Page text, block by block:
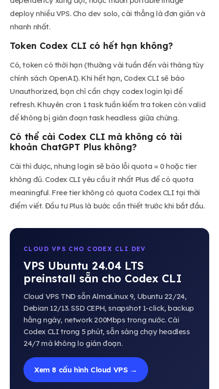
deploy nhiều VPS. Cho dev solo, cài thẳng là đơn giản và
nhanh nhất.
Token Codex CLI có hết hạn không?
Có, token có thời hạn (thường vài tuần đến vài tháng tùy
chính sách OpenAI). Khi hết hạn, Codex CLI sẽ báo
Unauthorized, bạn chỉ cần chạy codex login lại để
refresh. Khuyên cron 1 task tuần kiểm tra token còn valid
để không bị gián đoạn task headless giữa chừng.
Có thể cài Codex CLI mà không có tài
khoản ChatGPT Plus không?
Cài thì được, nhưng login sẽ báo lỗi quota = 0 hoặc tier
không đủ. Codex CLI yêu cầu ít nhất Plus để có quota
meaningful. Free tier không có quota Codex CLI tại thời
điểm viết. Đầu tư Plus là bước cần thiết trước khi bắt đầu.
CLOUD VPS CHO CODEX CLI DEV
VPS Ubuntu 24.04 LTS
preinstall sẵn cho Codex CLI
Cloud VPS TND sẵn AlmaLinux 9, Ubuntu 22/24,
Debian 12/13. SSD CEPH, snapshot 1-click, backup
hằng ngày, network 200Mbps trong nước. Cài
Codex CLI trong 5 phút, sẵn sàng chạy headless
24/7 mà không lo gián đoạn.
Xem 8 cấu hình Cloud VPS →